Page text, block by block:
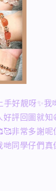
好靚呀✨我
好評回圖就知
非常多謝呢
哋同學仔們真